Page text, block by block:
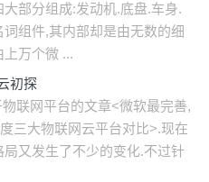
部分组成:发动机.底盘.车身.
组件,其内部却是由无数的细
万个微 ...
初探
联网平台的文章<微软最完善,
三大物联网云平台对比>.现在
又发生了不少的变化.不过针